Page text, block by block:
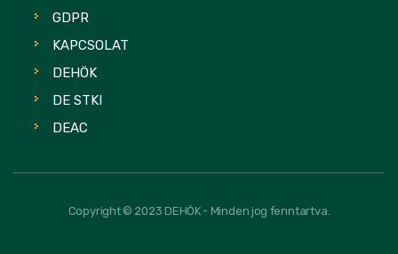
GDPR
KAPCSOLAT
DEHÖK
DE STKI
DEAC
Copyright © 2023 DEHÖK - Minden jog fenntartva.